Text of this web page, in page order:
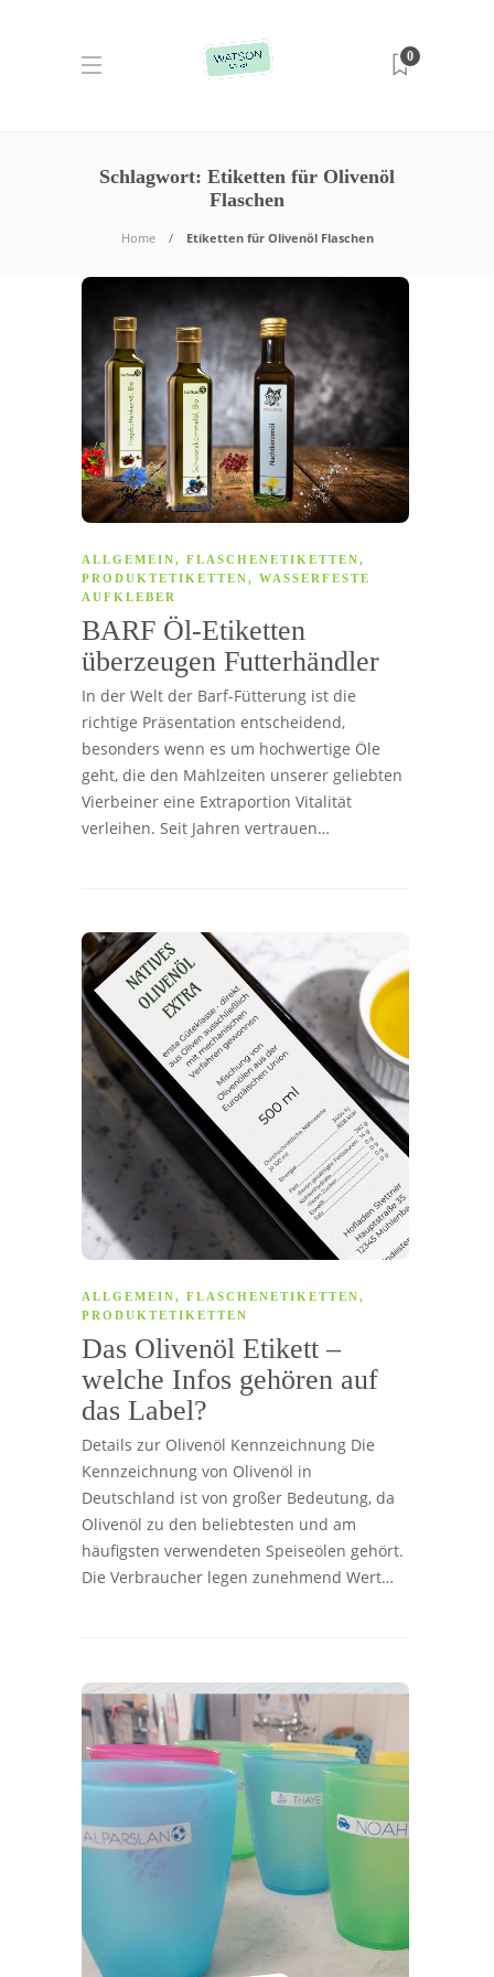
0
Schlagwort: Etiketten für Olivenöl
Flaschen
Home Etiketten für Olivenöl Flaschen
ALLGEMEIN, FLASCHENETIKETTEN,
PRODUKTETIKETTEN, WASSERFESTE
AUFKLEBER
BARF Öl-Etiketten
überzeugen Futterhändler
In der Welt der Barf-Fütterung ist die
richtige Präsentation entscheidend,
besonders wenn es um hochwertige Öle
geht, die den Mahlzeiten unserer geliebten
Vierbeiner eine Extraportion Vitalität
verleihen. Seit Jahren vertrauen…
ALLGEMEIN, FLASCHENETIKETTEN,
PRODUKTETIKETTEN
Das Olivenöl Etikett –
welche Infos gehören auf
das Label?
Details zur Olivenöl Kennzeichnung Die
Kennzeichnung von Olivenöl in
Deutschland ist von großer Bedeutung, da
Olivenöl zu den beliebtesten und am
häufigsten verwendeten Speiseölen gehört.
Die Verbraucher legen zunehmend Wert…